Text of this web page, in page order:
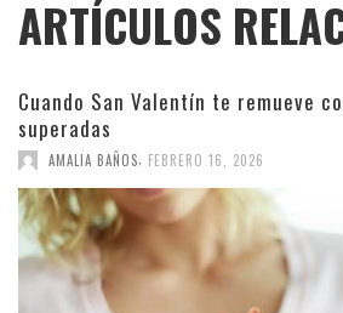
ARTÍCULOS
Cuando San Valentín te remueve
superadas
AMALIA BAÑOS FEBRERO 16, 2026